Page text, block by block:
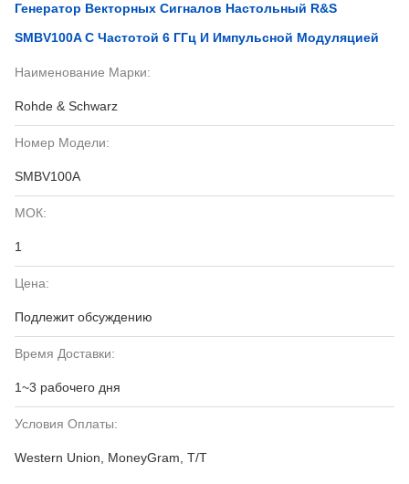
Генератор Векторных Сигналов Настольный R&S
SMBV100A С Частотой 6 ГГц И Импульсной Модуляцией
Наименование Марки:
Rohde & Schwarz
Номер Модели:
SMBV100A
МОК:
1
Цена:
Подлежит обсуждению
Время Доставки:
1~3 рабочего дня
Условия Оплаты:
Western Union, MoneyGram, T/T